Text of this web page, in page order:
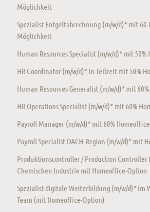
Möglichkeit
Spezialist Entgeltabrechnung (m/w/d)* mit 60-
Möglichkeit
Human Resources Specialist (m/w/d)* mit
HR Coordinator (m/w/d)* in Teilzeit mit 50%
Human Resources Generalist (m/w/d)* mit
HR Operations Specialist (m/w/d)* mit 60%
Payroll Manager (m/w/d)* mit 60%
Payroll Specialist DACH-Region (m/w/d)* mit
Produktionscontroller / Production Controller
Chemischen Industrie mit Homeoffice-Option
Spezialist digitale Weiterbildung (m/w/d)* im
Team (mit Homeoffice-Option)